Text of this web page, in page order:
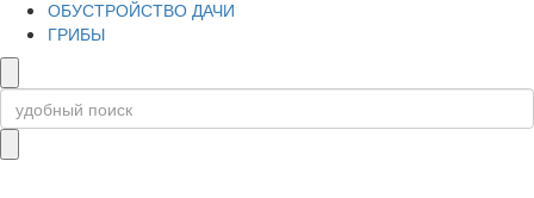
ОБУСТРОЙСТВО ДАЧИ
ГРИБЫ